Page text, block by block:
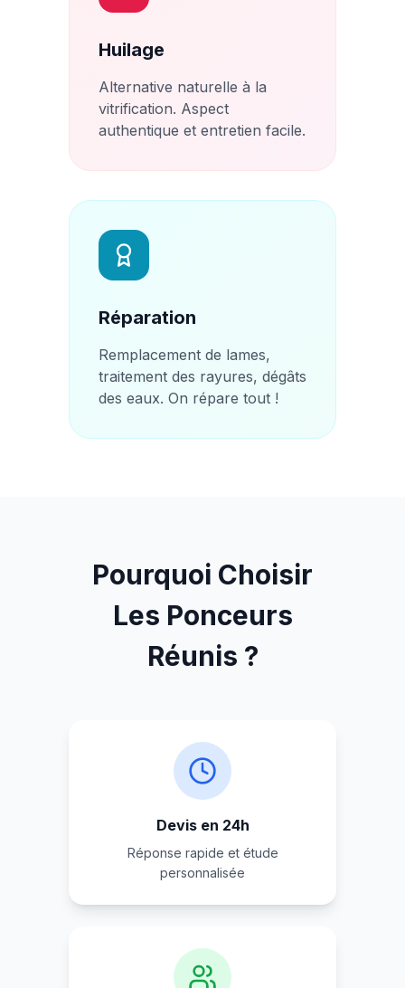
Huilage
Alternative naturelle à la
vitrification. Aspect
authentique et entretien facile.
Réparation
Remplacement de lames,
traitement des rayures, dégâts
des eaux. On répare tout !
Pourquoi Choisir
Les Ponceurs
Réunis ?
Devis en 24h
Réponse rapide et étude
personnalisée